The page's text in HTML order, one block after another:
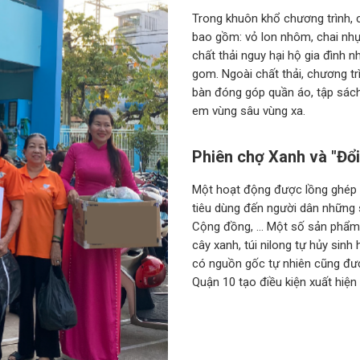
Trong khuôn khổ chương
bao gồm: vỏ lon nhôm, chai
chất thải nguy hại hộ gia đình
gom. Ngoài chất thải, chương
bàn đóng góp quần áo, tập
em vùng sâu vùng xa.
Phiên chợ Xanh và
Một hoạt động được lồng ghép
tiêu dùng đến người dân
Cộng đồng, ... Một số sản
cây xanh, túi nilong tự hủy sinh
có nguồn gốc tự nhiên cũng
Quận 10 tạo điều kiện xuất